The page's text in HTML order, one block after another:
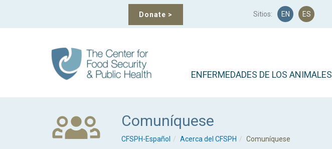
Donate > Sitios: EN ES
ENFERMEDADES DE LOS ANIMALES
Comuníquese
CFSPH-Español Acerca del CFSPH Comuníquese